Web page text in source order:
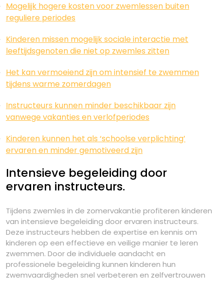
Mogelijk hogere kosten voor zwemlessen buiten
reguliere periodes
Kinderen missen mogelijk sociale interactie met
leeftijdsgenoten die niet op zwemles zitten
Het kan vermoeiend zijn om intensief te zwemmen
tijdens warme zomerdagen
Instructeurs kunnen minder beschikbaar zijn
vanwege vakanties en verlofperiodes
Kinderen kunnen het als ‘schoolse verplichting’
ervaren en minder gemotiveerd zijn
Intensieve begeleiding door
ervaren instructeurs.
Tijdens zwemles in de zomervakantie profiteren kinderen
van intensieve begeleiding door ervaren instructeurs.
Deze instructeurs hebben de expertise en kennis om
kinderen op een effectieve en veilige manier te leren
zwemmen. Door de individuele aandacht en
professionele begeleiding kunnen kinderen hun
zwemvaardigheden snel verbeteren en zelfvertrouwen